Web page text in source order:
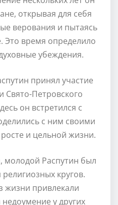
открывая для себя
верования и пытаясь
Это время определило
убеждения.
принял участие
Свято-Петровского
он встретился с
с ним своими
и цельной жизни.
молодой Распутин был
кругов.
жизни привлекали
у других